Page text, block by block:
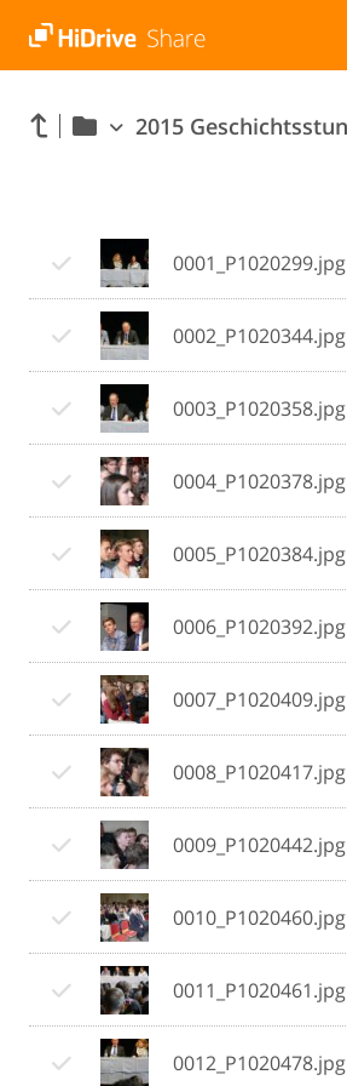
0001_P1020299.jpg
0002_P1020344.jpg
0003_P1020358.jpg
0004_P1020378.jpg
0005_P1020384.jpg
0006_P1020392.jpg
0007_P1020409.jpg
0008_P1020417.jpg
0009_P1020442.jpg
0010_P1020460.jpg
0011_P1020461.jpg
0012_P1020478.jpg